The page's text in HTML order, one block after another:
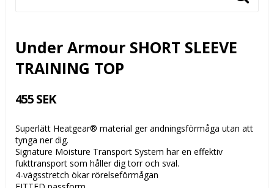
Under Armour SHORT SLEEVE
TRAINING TOP
455 SEK
Superlätt Heatgear® material ger andningsförmåga utan att
tynga ner dig.
Signature Moisture Transport System har en effektiv
fukttransport som håller dig torr och sval.
4-vägsstretch ökar rörelseförmågan